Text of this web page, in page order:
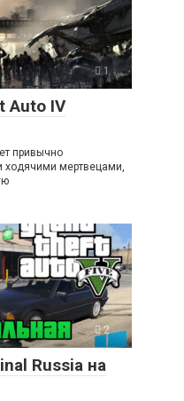
1
Auto IV
привычно
ходячими мертвецами,
2
Russia на